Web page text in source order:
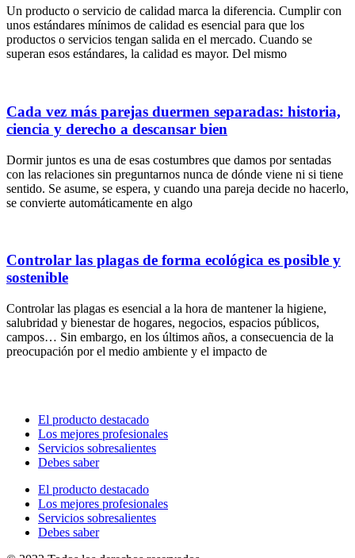
Un producto o servicio de calidad marca la diferencia. Cumplir con
unos estándares mínimos de calidad es esencial para que los
productos o servicios tengan salida en el mercado. Cuando se
superan esos estándares, la calidad es mayor. Del mismo
Cada vez más parejas duermen separadas: historia,
ciencia y derecho a descansar bien
Dormir juntos es una de esas costumbres que damos por sentadas
con las relaciones sin preguntarnos nunca de dónde viene ni si tiene
sentido. Se asume, se espera, y cuando una pareja decide no hacerlo,
se convierte automáticamente en algo
Controlar las plagas de forma ecológica es posible y
sostenible
Controlar las plagas es esencial a la hora de mantener la higiene,
salubridad y bienestar de hogares, negocios, espacios públicos,
campos… Sin embargo, en los últimos años, a consecuencia de la
preocupación por el medio ambiente y el impacto de
El producto destacado
Los mejores profesionales
Servicios sobresalientes
Debes saber
El producto destacado
Los mejores profesionales
Servicios sobresalientes
Debes saber